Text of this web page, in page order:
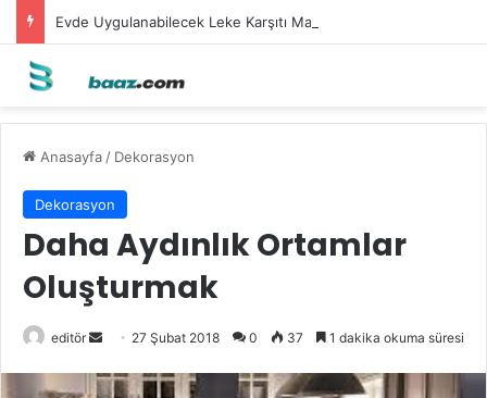
Evde Uygulanabilecek Leke Karşıtı Maskeler
Anasayfa / Dekorasyon
Dekorasyon
Daha Aydınlık Ortamlar
Oluşturmak
editör
Bir
posta
27 Şubat 2018 0 37 1 dakika okuma süresi